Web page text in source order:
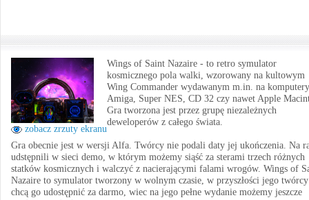
zobacz zrzuty ekranu
Wings of Saint Nazaire - to retro symulator
kosmicznego pola walki, wzorowany na kultowym
Wing Commander wydawanym m.in. na komputery
Amiga, Super NES, CD 32 czy nawet Apple
Gra tworzona jest przez grupę niezależnych
deweloperów z całego świata.
Gra obecnie jest w wersji Alfa. Twórcy nie podali daty jej ukończenia. Na
udstępnili w sieci demo, w którym możemy siąść za sterami trzech różnych
statków kosmicznych i walczyć z nacierającymi falami wrogów. Wings of
Nazaire to symulator tworzony w wolnym czasie, w przyszłości jego twórcy
chcą go udostępnić za darmo, wiec na jego pełne wydanie możemy jeszcze